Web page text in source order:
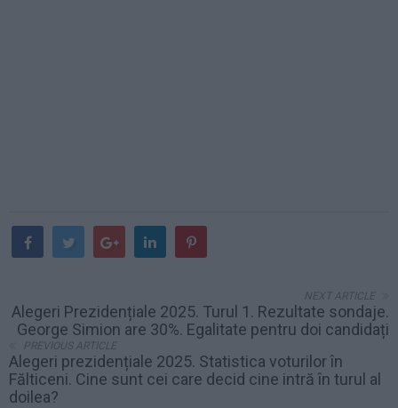
NEXT ARTICLE
Alegeri Prezidențiale 2025. Turul 1. Rezultate sondaje.
George Simion are 30%. Egalitate pentru doi candidați
PREVIOUS ARTICLE
Alegeri prezidențiale 2025. Statistica voturilor în
Fălticeni. Cine sunt cei care decid cine intră în turul al
doilea?